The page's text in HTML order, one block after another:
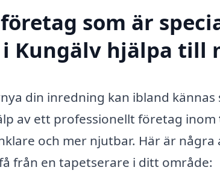
som är
Kungälv hjälpa till
din inredning kan ibland
av ett professionellt företag inom
och mer njutbar. Här är
från en tapetserare i ditt område: